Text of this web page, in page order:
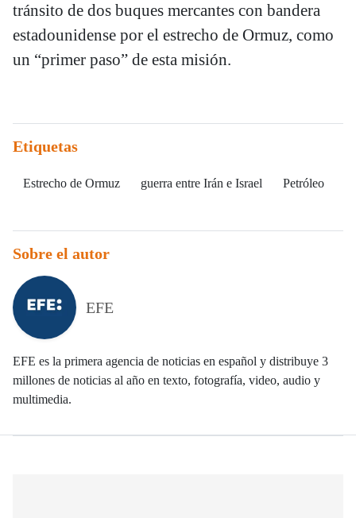
tránsito de dos buques mercantes con bandera
estadounidense por el estrecho de Ormuz, como
un “primer paso” de esta misión.
Etiquetas
Estrecho de Ormuz guerra entre Irán e Israel Petróleo
Sobre el autor
EFE
EFE es la primera agencia de noticias en español y distribuye 3
millones de noticias al año en texto, fotografía, video, audio y
multimedia.